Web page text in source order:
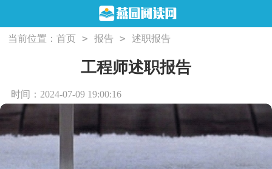
当前位置：首页 > 报告 > 述职报告
工程师述职报告
时间：2024-07-09 19:00:16